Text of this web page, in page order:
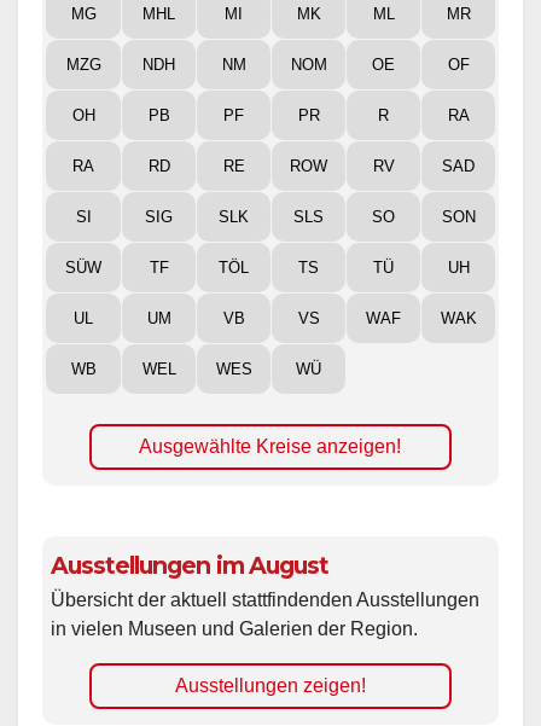
MG MHL MI MK ML MR
MZG NDH NM NOM OE OF
OH PB PF PR R RA
RA RD RE ROW RV SAD
SI SIG SLK SLS SO SON
SÜW TF TÖL TS TÜ UH
UL UM VB VS WAF WAK
WB WEL WES WÜ
Ausgewählte Kreise anzeigen!
Ausstellungen im August
Übersicht der aktuell stattfindenden Ausstellungen
in vielen Museen und Galerien der Region.
Ausstellungen zeigen!